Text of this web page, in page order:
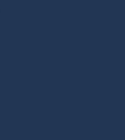
hyperlien
s'ouvrira
externe
dans une